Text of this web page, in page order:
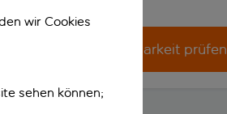
Verfügbarkeit prüfen
wir Cookies
sehen können;